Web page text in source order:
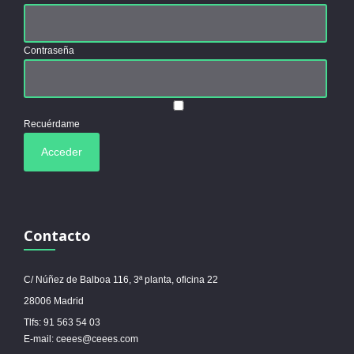
Contraseña
Recuérdame
Contacto
C/ Núñez de Balboa 116, 3ª planta, oficina 22
28006 Madrid
Tlfs: 91 563 54 03
E-mail: ceees@ceees.com